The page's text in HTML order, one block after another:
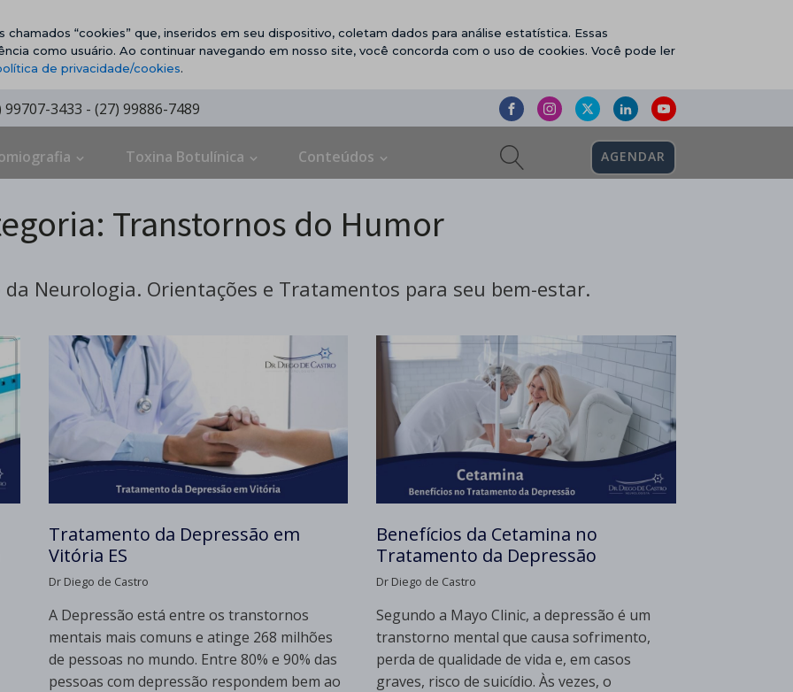
“cookies” que, inseridos em seu dispositivo, coletam dados para análise estatística. Essas
como usuário. Ao continuar navegando em nosso site, você concorda com o uso de cookies. Você pode ler
de privacidade/cookies.
3433 - (27) 99886-7489
Toxina Botulínica Conteúdos AGENDAR
Transtornos do Humor
Neurologia. Orientações e Tratamentos para seu bem-estar.
Tratamento da Depressão em
Vitória ES
Dr Diego de Castro
A Depressão está entre os transtornos
mentais mais comuns e atinge 268 milhões
de pessoas no mundo. Entre 80% e 90% das
pessoas com depressão respondem bem ao
Benefícios da Cetamina no
Tratamento da Depressão
Dr Diego de Castro
Segundo a Mayo Clinic, a depressão é um
transtorno mental que causa sofrimento,
perda de qualidade de vida e, em casos
graves, risco de suicídio. Às vezes, o